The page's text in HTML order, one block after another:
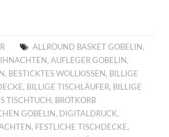
ALLROUND BASKET GOBELIN,
,AUFLEGER GOBELIN,
, BESTICKTES WOLLKISSEN, BILLIGE
, BILLIGE TISCHLÄUFER, BILLIGE
TISCHTUCH, BROTKORB
GOBELIN, DIGITALDRUCK,
, FESTLICHE TISCHDECKE,